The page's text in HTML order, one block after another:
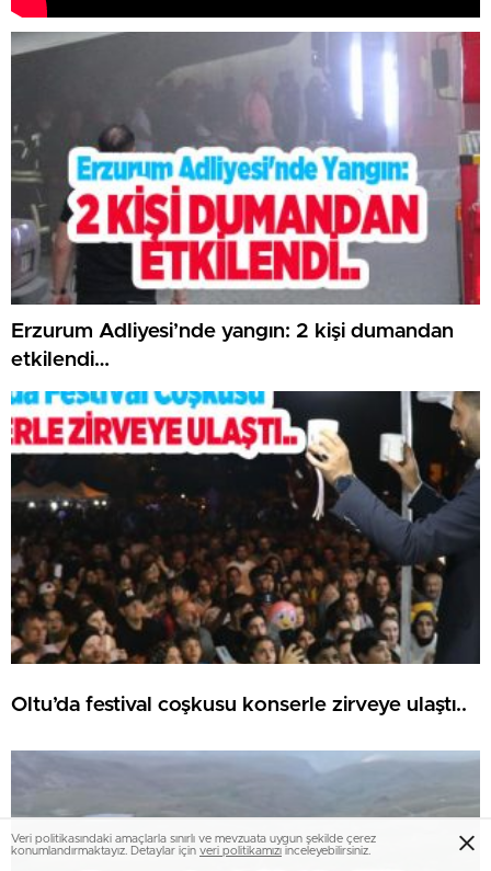
Erzurum Adliyesi’nde yangın: 2 kişi dumandan
etkilendi…
Oltu’da festival coşkusu konserle zirveye ulaştı..
Veri politikasındaki amaçlarla sınırlı ve mevzuata uygun şekilde çerez
konumlandırmaktayız. Detaylar için veri politikamızı inceleyebilirsiniz.